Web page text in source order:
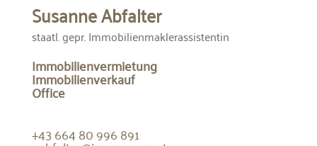
Susanne Abfalter
staatl. gepr. Immobilienmaklerassistentin
Immobilienvermietung
Immobilienverkauf
Office
+43 664 80 996 891